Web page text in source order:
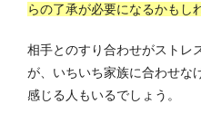
らの了承が必要になるかもし
相手とのすり合わせがストレ
が、いちいち家族に合わせな
感じる人もいるでしょう。